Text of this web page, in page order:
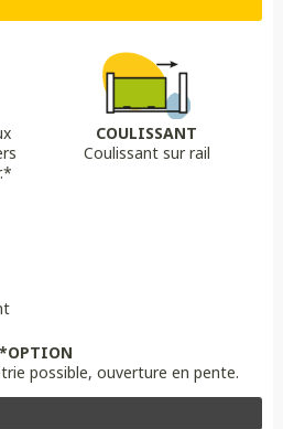
COULISSANT
Coulissant sur rail
*OPTION
possible, ouverture en pente.
Bombé inversé
Chapeau de gendarme inversé
semi ajouré Portail ajouré
OPTION
ajourée
OPTION
Lame déco sur mesure